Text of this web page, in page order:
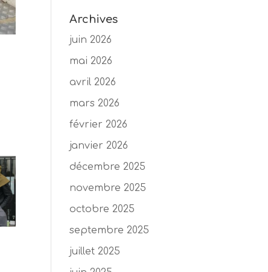
Archives
juin 2026
mai 2026
avril 2026
mars 2026
février 2026
janvier 2026
décembre 2025
novembre 2025
octobre 2025
septembre 2025
juillet 2025